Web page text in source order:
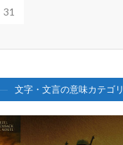
31
文字・文言の意味カテゴリ